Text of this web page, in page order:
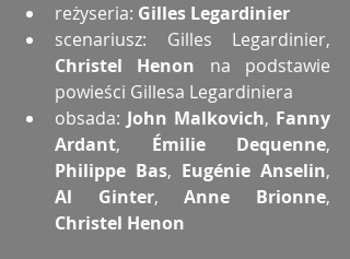
reżyseria: Gilles Legardinier
scenariusz: Gilles Legardinier,
Christel Henon na podstawie
powieści Gillesa Legardiniera
obsada: John Malkovich, Fanny
Ardant, Émilie Dequenne
Philippe Bas, Eugénie Anselin
Al Ginter, Anne Brionne
Christel Henon